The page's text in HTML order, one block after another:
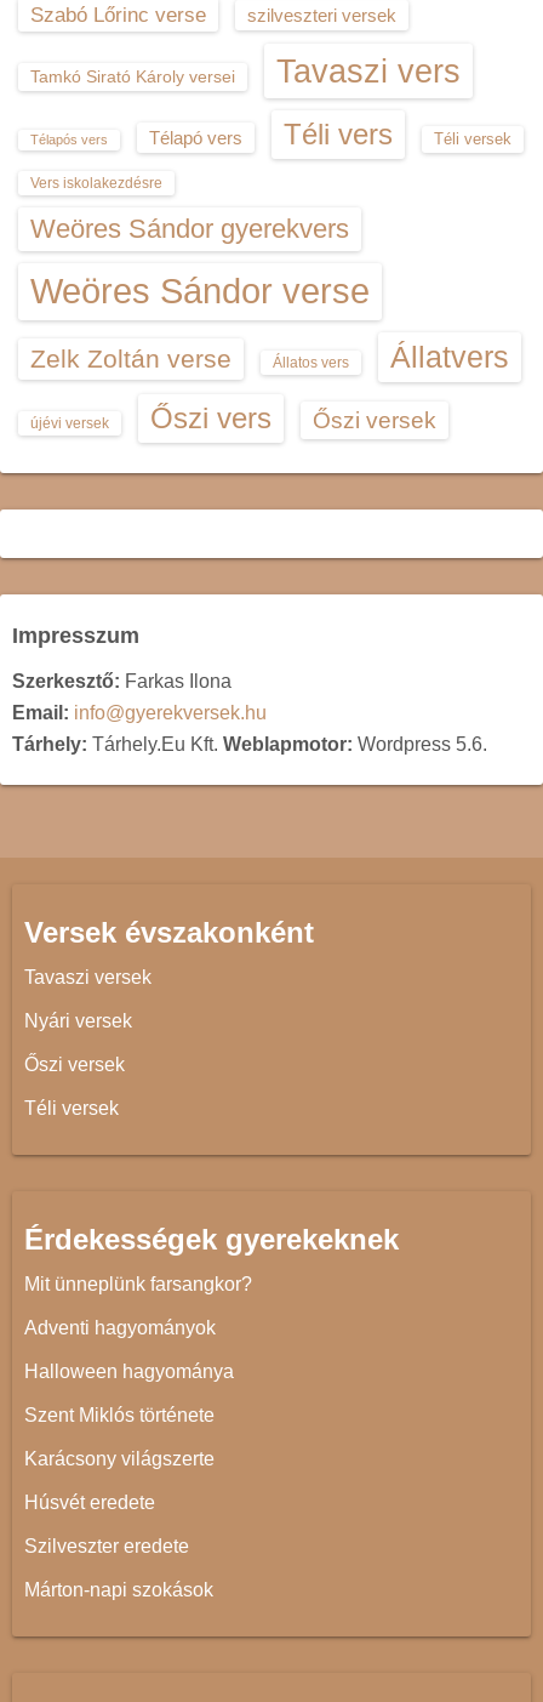
Szabó Lőrinc verse szilveszteri versek
Tamkó Sirató Károly versei Tavaszi vers
Télapós vers Télapó vers Téli vers Téli versek
Vers iskolakezdésre
Weöres Sándor gyerekvers
Weöres Sándor verse
Zelk Zoltán verse Állatos vers Állatvers
újévi versek Őszi vers Őszi versek
Impresszum
Szerkesztő: Farkas Ilona
Email: info@gyerekversek.hu
Tárhely: Tárhely.Eu Kft. Weblapmotor: Wordpress 5.6.
Versek évszakonként
Tavaszi versek
Nyári versek
Őszi versek
Téli versek
Érdekességek gyerekeknek
Mit ünneplünk farsangkor?
Adventi hagyományok
Halloween hagyománya
Szent Miklós története
Karácsony világszerte
Húsvét eredete
Szilveszter eredete
Márton-napi szokások